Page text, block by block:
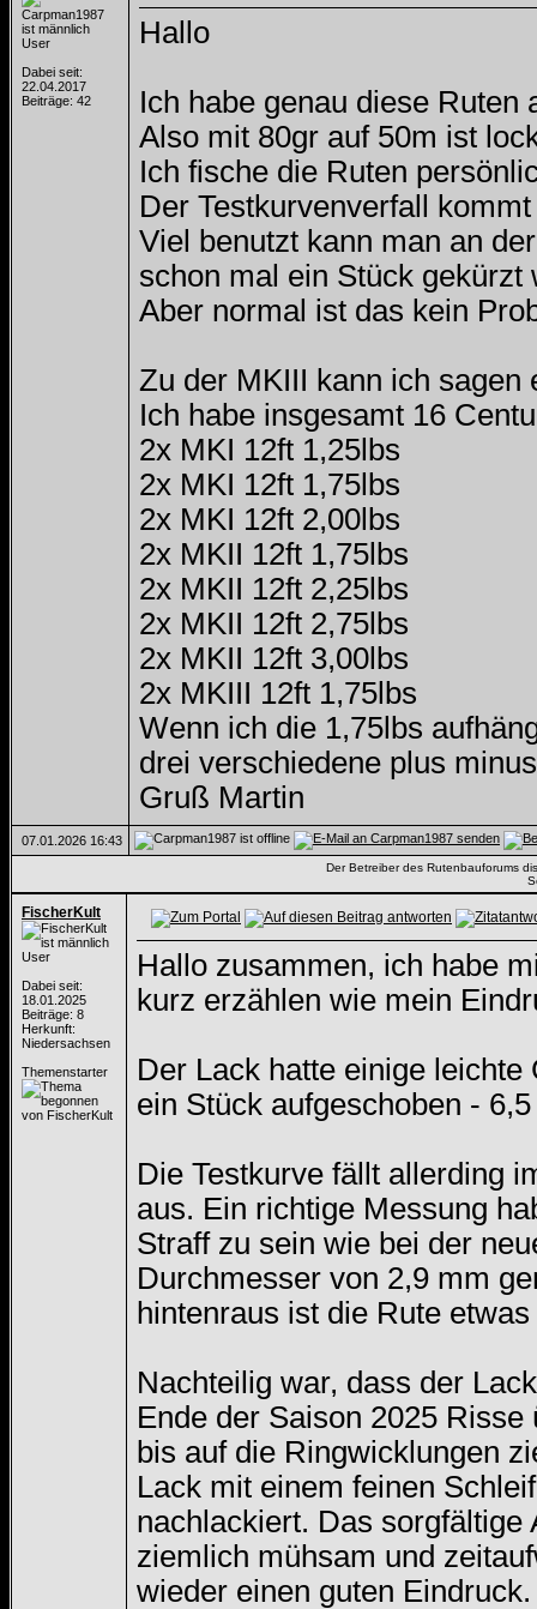
User
Dabei seit:
22.04.2017
Beiträge: 42
Hallo
Ich habe genau diese Ruten
Also mit 80gr auf 50m ist
Ich fische die Ruten
Der Testkurvenverfall
Viel benutzt kann man an
schon mal ein Stück gekürzt
Aber normal ist das kein
Zu der MKIII kann ich sagen
Ich habe insgesamt 16
2x MKI 12ft 1,25lbs
2x MKI 12ft 1,75lbs
2x MKI 12ft 2,00lbs
2x MKII 12ft 1,75lbs
2x MKII 12ft 2,25lbs
2x MKII 12ft 2,75lbs
2x MKII 12ft 3,00lbs
2x MKIII 12ft 1,75lbs
Wenn ich die 1,75lbs
drei verschiedene plus
Gruß Martin
07.01.2026 16:43
Der Betreiber des Rutenbauforums
FischerKult
User
Dabei seit:
18.01.2025
Beiträge: 8
Herkunft:
Niedersachsen
Themenstarter
Hallo zusammen, ich habe
kurz erzählen wie mein
Der Lack hatte einige
ein Stück aufgeschoben -
Die Testkurve fällt allerding
aus. Ein richtige Messung
Straff zu sein wie bei der
Durchmesser von 2,9 mm
hintenraus ist die Rute
Nachteilig war, dass der
Ende der Saison 2025
bis auf die Ringwicklungen
Lack mit einem feinen
nachlackiert. Das
ziemlich mühsam und
wieder einen guten Eindruck.